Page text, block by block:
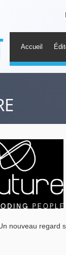
Accueil
nouveau regard